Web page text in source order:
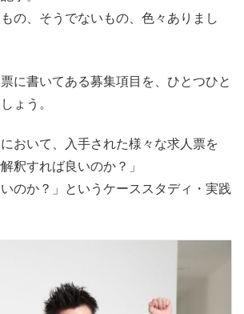
の、そうでないもの、色々ありまし
に書いてある募集項目を、ひとつひと
ょう。
おいて、入手された様々な求人票を
釈すれば良いのか？」
いのか？」というケーススタディ・実践